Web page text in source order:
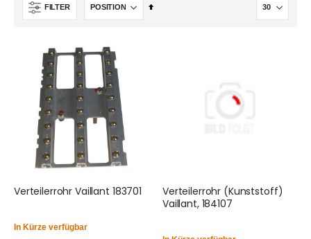
FILTER
In
Verteilerrohr Vaillant 183701
In Kürze verfügbar
Verteilerrohr (Kunststoff)
Vaillant, 184107